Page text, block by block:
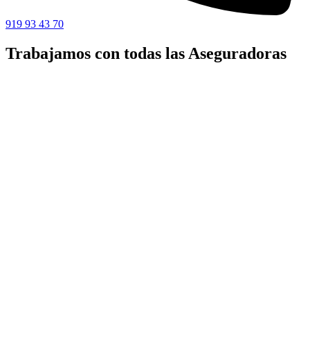
919 93 43 70
Trabajamos con todas las Aseguradoras